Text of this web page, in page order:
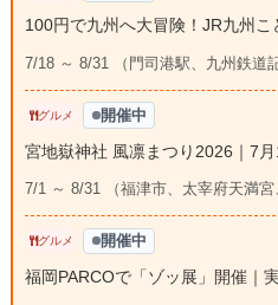
100円で九州へ大冒険！JR九州
7/18 ～ 8/31 （門司港駅、九州鉄道
グルメ 開催中
宮地嶽神社 風凛まつり2026｜7
7/1 ～ 8/31 （福津市、太宰府天満宮
グルメ 開催中
福岡PARCOで「ゾッ展」開催｜